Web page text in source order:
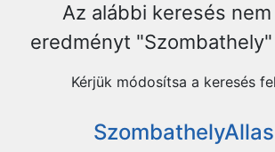
Az alábbi keresés
eredményt
Kérjük módosítsa a keresés